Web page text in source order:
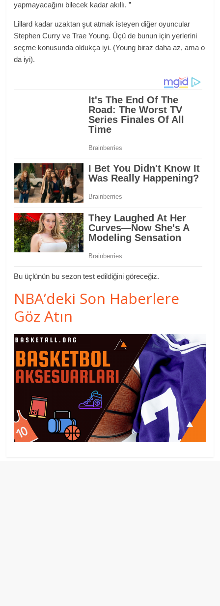
yapmayacağını bilecek kadar akıllı. ”
Lillard kadar uzaktan şut atmak isteyen diğer oyuncular
Stephen Curry ve Trae Young. Üçü de bunun için yerlerini
seçme konusunda oldukça iyi. (Young biraz daha az, ama o
da iyi).
Bu üçlünün bu sezon test edildiğini göreceğiz.
NBA’deki Son Haberlere
Göz Atın